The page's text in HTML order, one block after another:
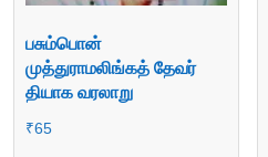
பசும்பொன்
முத்துராமலிங்கத் தேவர்
தியாக வரலாறு
₹65